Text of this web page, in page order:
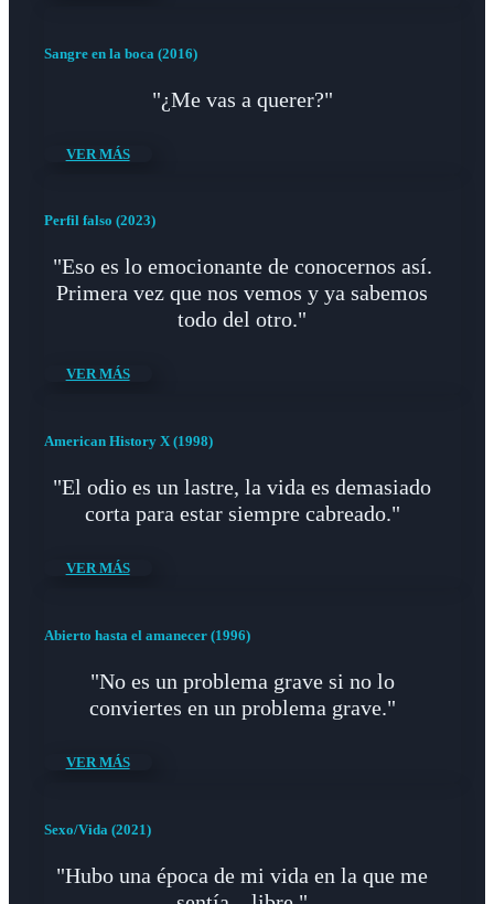
Sangre en la boca (2016)
"¿Me vas a querer?"
VER MÁS
Perfil falso (2023)
"Eso es lo emocionante de conocernos así.
Primera vez que nos vemos y ya sabemos
todo del otro."
VER MÁS
American History X (1998)
"El odio es un lastre, la vida es demasiado
corta para estar siempre cabreado."
VER MÁS
Abierto hasta el amanecer (1996)
"No es un problema grave si no lo
conviertes en un problema grave."
VER MÁS
Sexo/Vida (2021)
"Hubo una época de mi vida en la que me